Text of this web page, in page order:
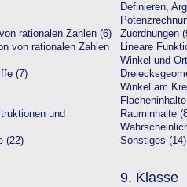
rationalen Zahlen (6)
von rationalen Zahlen
(7)
und
(22)
Definieren,
Zuordnungen
Lineare
Winkel und
Winkel am
Rauminhalte
Sonstiges (14)
9. Klasse